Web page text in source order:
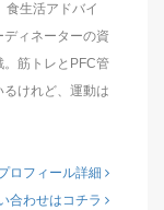
食生活アドバイ
ィネーターの資
筋トレとPFC管
けれど、運動は
ロフィール詳細
合わせはコチラ